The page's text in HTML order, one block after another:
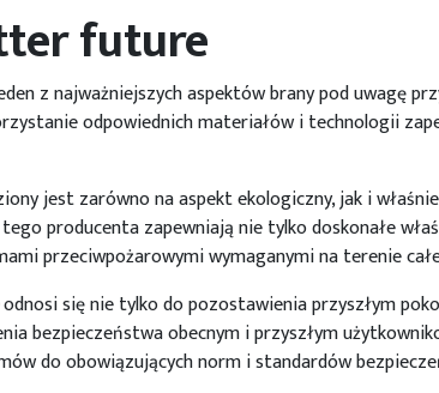
future
z najważniejszych aspektów brany pod uwagę
odpowiednich materiałów i technologii
jest zarówno na aspekt ekologiczny, jak i
producenta zapewniają nie tylko doskonałe
przeciwpożarowymi wymaganymi na terenie
odnosi się nie tylko do pozostawienia przyszłym
bezpieczeństwa obecnym i przyszłym
do obowiązujących norm i standardów